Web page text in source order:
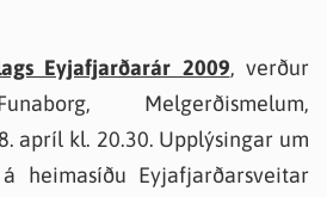
Eyjafjarðarár 2009, verður
Melgerðismelum,
apríl kl. 20.30. Upplýsingar um
heimasíðu Eyjafjarðarsveitar